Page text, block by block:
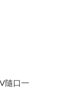
隨口一